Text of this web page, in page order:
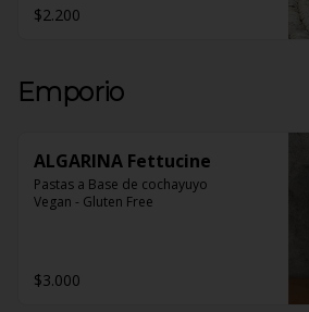
$2.200
Emporio
ALGARINA Fettucine
Pastas a Base de cochayuyo
Vegan - Gluten Free
$3.000